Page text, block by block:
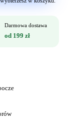
Darmowa dostawa
od 199 zł